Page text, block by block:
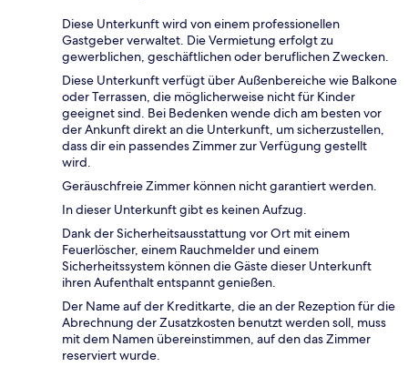
Diese Unterkunft wird von einem professionellen
Gastgeber verwaltet. Die Vermietung erfolgt zu
gewerblichen, geschäftlichen oder beruflichen Zwecken.
Diese Unterkunft verfügt über Außenbereiche wie Balkone
oder Terrassen, die möglicherweise nicht für Kinder
geeignet sind. Bei Bedenken wende dich am besten vor
der Ankunft direkt an die Unterkunft, um sicherzustellen,
dass dir ein passendes Zimmer zur Verfügung gestellt
wird.
Geräuschfreie Zimmer können nicht garantiert werden.
In dieser Unterkunft gibt es keinen Aufzug.
Dank der Sicherheitsausstattung vor Ort mit einem
Feuerlöscher, einem Rauchmelder und einem
Sicherheitssystem können die Gäste dieser Unterkunft
ihren Aufenthalt entspannt genießen.
Der Name auf der Kreditkarte, die an der Rezeption für die
Abrechnung der Zusatzkosten benutzt werden soll, muss
mit dem Namen übereinstimmen, auf den das Zimmer
reserviert wurde.